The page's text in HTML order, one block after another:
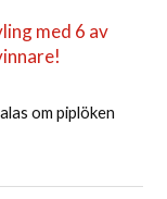
med 6 av
om piplöken